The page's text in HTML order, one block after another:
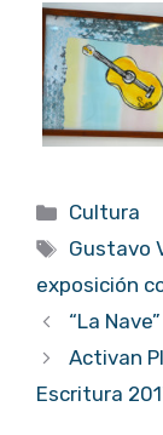
Categorías
Cultura
Etiquetas
Gustavo
exposición
“La
Activan
Escritura